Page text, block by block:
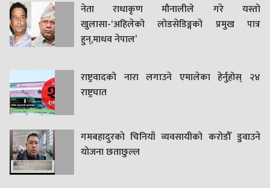
नेता राधाकृण मौनालीले गरे यस्तो
खुलासा-‘अहिलेको लोडसेडिङ्गको प्रमुख पात्र
हुन्,माधव नेपाल’
राष्ट्रवादको नारा लगाउने एमालेका हेर्नुहोस् २४
राष्ट्रघात
गमबहादुरकाे चिनियाँ व्यवसायीको करोडौँ डुवाउने
याेजना छताछुल्ल